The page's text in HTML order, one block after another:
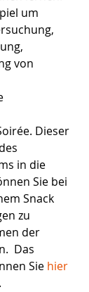
um
von
Dieser
in die
Sie bei
Snack
zu
der
Das
Sie hier